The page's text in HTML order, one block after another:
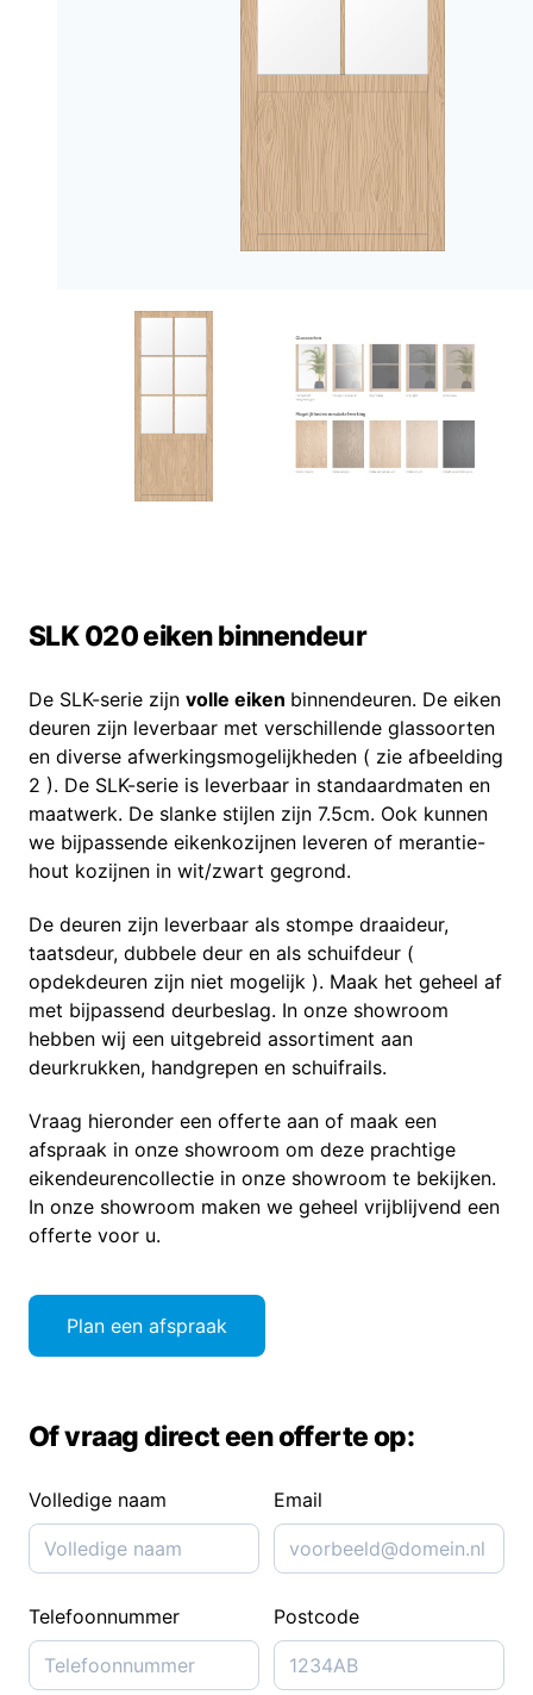
SLK 020 eiken binnendeur
De SLK-serie zijn volle eiken binnendeuren. De eiken
deuren zijn leverbaar met verschillende glassoorten
en diverse afwerkingsmogelijkheden ( zie afbeelding
2 ). De SLK-serie is leverbaar in standaardmaten en
maatwerk. De slanke stijlen zijn 7.5cm. Ook kunnen
we bijpassende eikenkozijnen leveren of merantie-
hout kozijnen in wit/zwart gegrond.
De deuren zijn leverbaar als stompe draaideur,
taatsdeur, dubbele deur en als schuifdeur (
opdekdeuren zijn niet mogelijk ). Maak het geheel af
met bijpassend deurbeslag. In onze showroom
hebben wij een uitgebreid assortiment aan
deurkrukken, handgrepen en schuifrails.
Vraag hieronder een offerte aan of maak een
afspraak in onze showroom om deze prachtige
eikendeurencollectie in onze showroom te bekijken.
In onze showroom maken we geheel vrijblijvend een
offerte voor u.
Plan een afspraak
Of vraag direct een offerte op:
Volledige naam Email
Telefoonnummer Postcode